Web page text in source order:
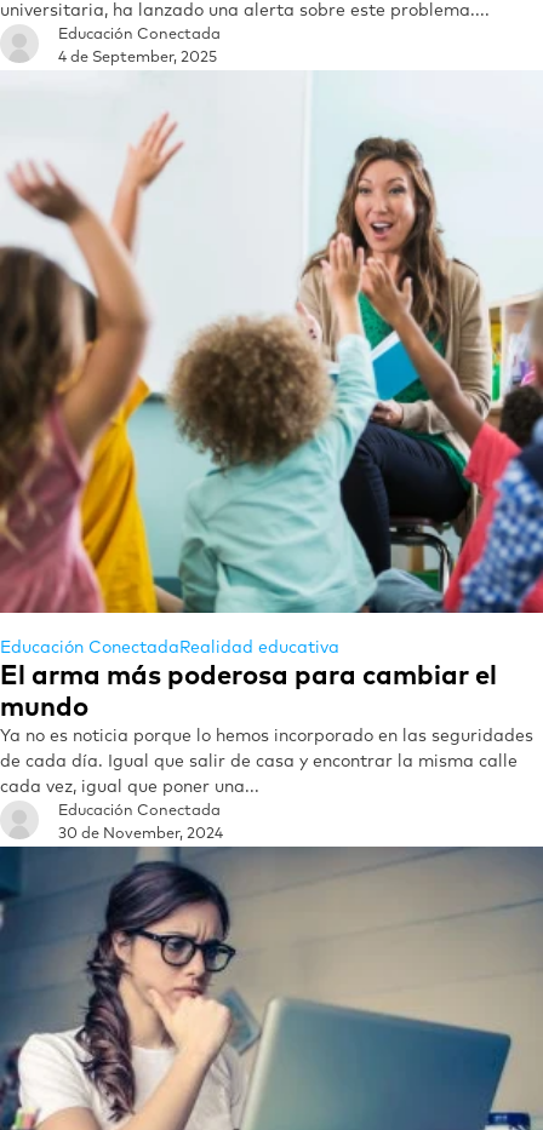
universitaria, ha lanzado una alerta sobre este problema....
Educación Conectada
4 de September, 2025
Educación Conectada Realidad educativa
El arma más poderosa para cambiar el
mundo
Ya no es noticia porque lo hemos incorporado en las seguridades
de cada día. Igual que salir de casa y encontrar la misma calle
cada vez, igual que poner una...
Educación Conectada
30 de November, 2024